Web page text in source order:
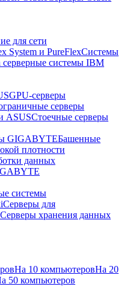
для сети
System и PureFlexСистемы
серверные системы IBM
GPU-серверы
серверы
ASUSСтоечные серверы
GIGABYTEБашенные
плотности
данных
системы
Серверы для
Серверы хранения данных
На 10 компьютеровНа 20
50 компьютеров